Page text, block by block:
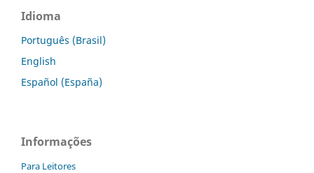
Idioma
Português (Brasil)
English
Español (España)
Informações
Para Leitores